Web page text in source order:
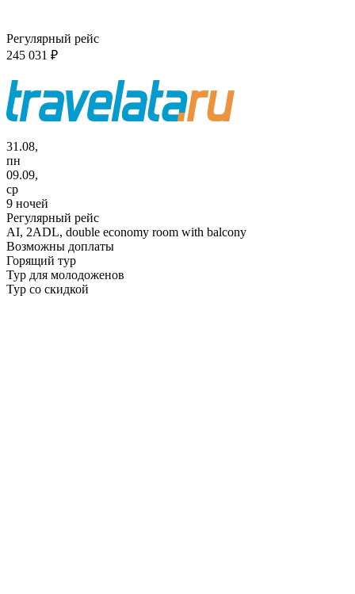
Регулярный рейс
245 031 ₽
31.08,
пн
09.09,
ср
9 ночей
Регулярный рейс
AI, 2ADL, double economy room with balcony
Возможны доплаты
Горящий тур
Тур для молодоженов
Тур со скидкой